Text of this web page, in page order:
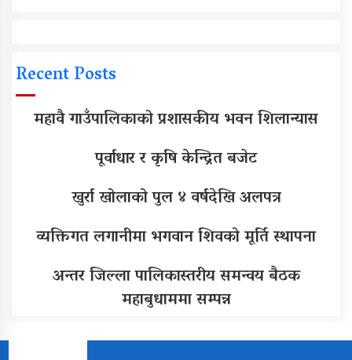
Recent Posts
महावै गाउँपालिकाको प्रशासकीय भवन शिलान्यास
पूर्वाधार र कृषि केन्द्रित बजेट
खुर्रा खोलाको पुल ४ वर्षदेखि अलपत्र
व्यक्तिगत लगानीमा भगवान शिवको मूर्ति स्थापना
अन्तर जिल्ला पालिकास्तरीय समन्वय बैठक
महाबुधाममा सम्पन्न